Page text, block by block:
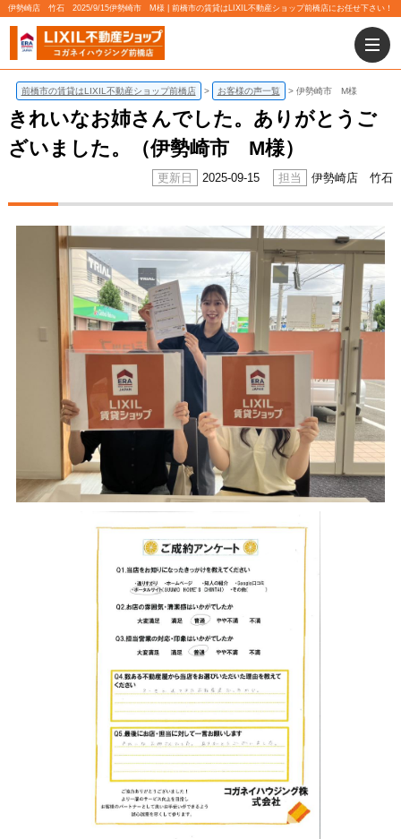
伊勢崎店 竹石 2025/9/15伊勢崎市 M様 | 前橋市の賃貸はLIXIL不動産ショップ前橋店にお任せ下さい！
前橋市の賃貸はLIXIL不動産ショップ前橋店 お客様の声一覧 伊勢崎市 M様
きれいなお姉さんでした。ありがとうご
ざいました。（伊勢崎市 M様）
2025-09-15 伊勢崎店 竹石